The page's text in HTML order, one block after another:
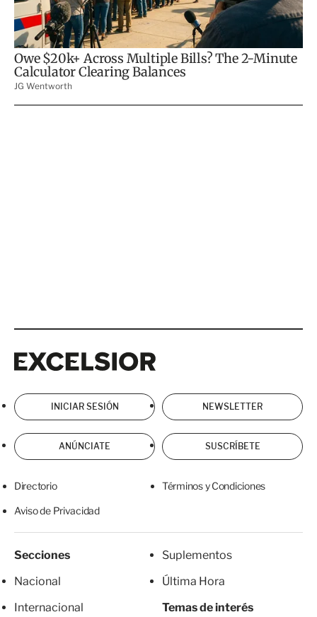
INICIAR SESIÓN NEWSLETTER
ANÚNCIATE SUSCRÍBETE
Directorio Términos y Condiciones
Aviso de Privacidad
Secciones
Nacional
Internacional
Suplementos
Última Hora
Temas de interés